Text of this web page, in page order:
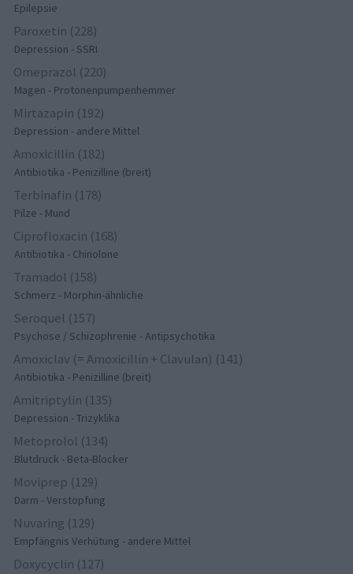
Epilepsie
Paroxetin (228)
Depression - SSRI
Omeprazol (220)
Magen - Protonenpumpenhemmer
Mirtazapin (192)
Depression - andere Mittel
Amoxicillin (182)
Antibiotika - Penizilline (breit)
Terbinafin (178)
Pilze - Mund
Ciprofloxacin (168)
Antibiotika - Chinolone
Tramadol (158)
Schmerz - Morphin-ähnliche
Seroquel (157)
Psychose / Schizophrenie - Antipsychotika
Amoxiclav (= Amoxicillin + Clavulan) (141)
Antibiotika - Penizilline (breit)
Amitriptylin (135)
Depression - Trizyklika
Metoprolol (134)
Blutdruck - Beta-Blocker
Moviprep (129)
Darm - Verstopfung
Nuvaring (129)
Empfängnis Verhütung - andere Mittel
Doxycyclin (127)